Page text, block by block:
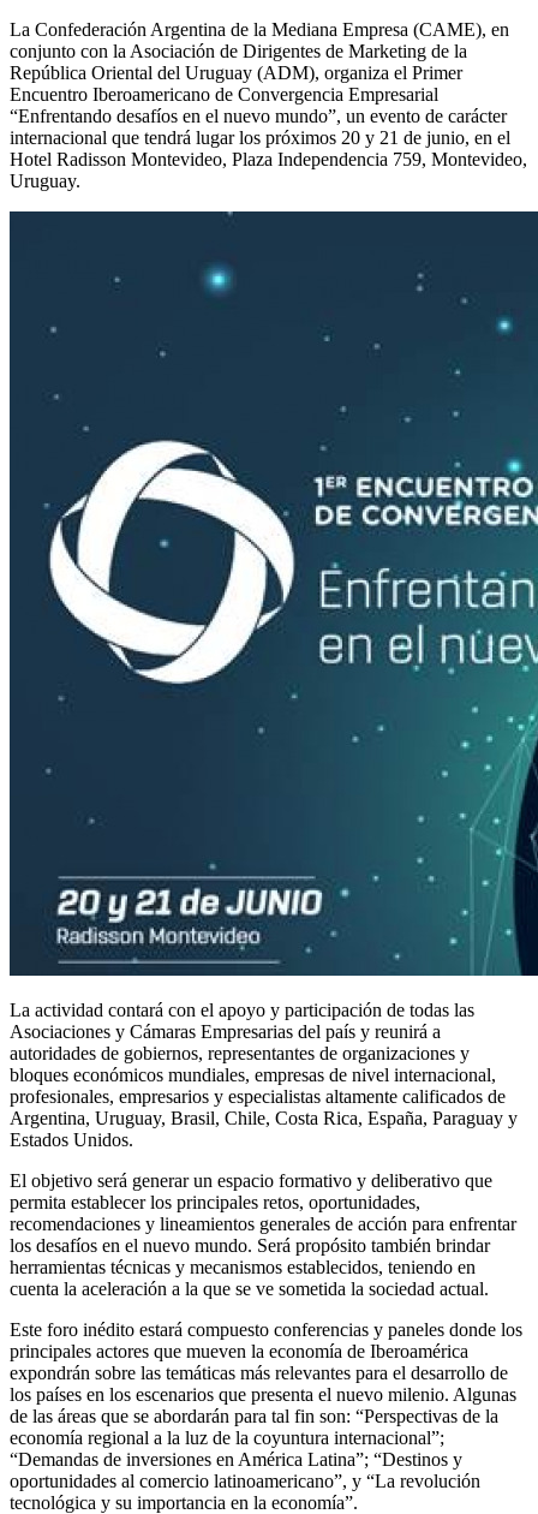
La Confederación Argentina de la Mediana Empresa (CAME), en
conjunto con la Asociación de Dirigentes de Marketing de la
República Oriental del Uruguay (ADM), organiza el Primer
Encuentro Iberoamericano de Convergencia Empresarial
“Enfrentando desafíos en el nuevo mundo”, un evento de carácter
internacional que tendrá lugar los próximos 20 y 21 de junio, en el
Hotel Radisson Montevideo, Plaza Independencia 759, Montevideo,
Uruguay.
La actividad contará con el apoyo y participación de todas las
Asociaciones y Cámaras Empresarias del país y reunirá a
autoridades de gobiernos, representantes de organizaciones y
bloques económicos mundiales, empresas de nivel internacional,
profesionales, empresarios y especialistas altamente calificados de
Argentina, Uruguay, Brasil, Chile, Costa Rica, España, Paraguay y
Estados Unidos.
El objetivo será generar un espacio formativo y deliberativo que
permita establecer los principales retos, oportunidades,
recomendaciones y lineamientos generales de acción para enfrentar
los desafíos en el nuevo mundo. Será propósito también brindar
herramientas técnicas y mecanismos establecidos, teniendo en
cuenta la aceleración a la que se ve sometida la sociedad actual.
Este foro inédito estará compuesto conferencias y paneles donde los
principales actores que mueven la economía de Iberoamérica
expondrán sobre las temáticas más relevantes para el desarrollo de
los países en los escenarios que presenta el nuevo milenio. Algunas
de las áreas que se abordarán para tal fin son: “Perspectivas de la
economía regional a la luz de la coyuntura internacional”;
“Demandas de inversiones en América Latina”; “Destinos y
oportunidades al comercio latinoamericano”, y “La revolución
tecnológica y su importancia en la economía”.